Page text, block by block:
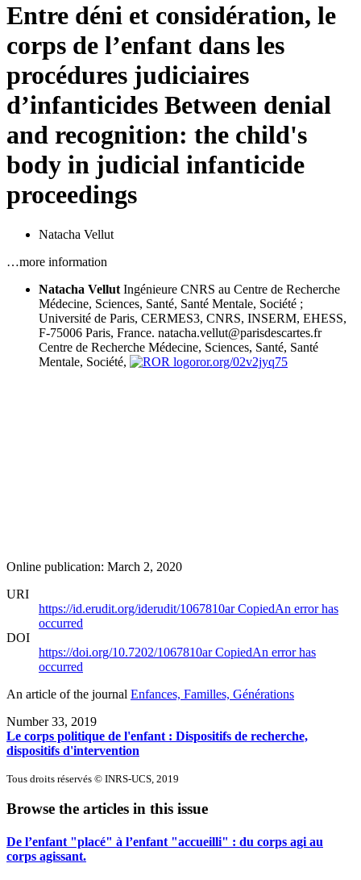
Entre déni et considération, le
corps de l’enfant dans les
procédures judiciaires
d’infanticides Between denial
and recognition: the child's
body in judicial infanticide
proceedings
Natacha Vellut
…more information
Natacha Vellut Ingénieure CNRS au Centre de Recherche
Médecine, Sciences, Santé, Santé Mentale, Société ;
Université de Paris, CERMES3, CNRS, INSERM, EHESS,
F-75006 Paris, France. natacha.vellut@parisdescartes.fr
Centre de Recherche Médecine, Sciences, Santé, Santé
Mentale, Société,
ror.org/02v2jyq75
Online publication: March 2, 2020
URI
https://id.erudit.org/iderudit/1067810arCopiedAn error has
occurred
DOI
https://doi.org/10.7202/1067810arCopiedAn error has
occurred
An article of the journal Enfances, Familles, Générations
Number 33, 2019
Le corps politique de l'enfant : Dispositifs de recherche,
dispositifs d'intervention
Tous droits réservés © INRS-UCS, 2019
Browse the articles in this issue
De l’enfant "placé" à l’enfant "accueilli" : du corps agi au
corps agissant.